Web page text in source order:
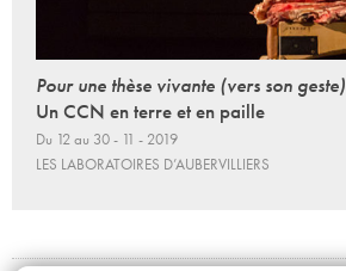
Pour une thèse vivante (vers son geste)
Un CCN en terre et en paille
Du 12 au 30 - 11 - 2019
LES LABORATOIRES D’AUBERVILLIERS